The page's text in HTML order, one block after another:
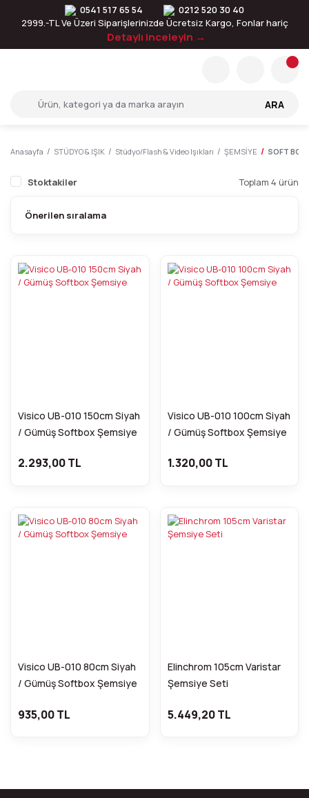
0541 517 65 54
0212 520 30 40
2999.-TL Ve Üzeri Siparişlerinizde Ücretsiz Kargo, Fonlar hariç
Detaylı inceleyin →
ARA
Anasayfa STÜDYO & IŞIK Stüdyo/Flash & Video Işıkları ŞEMSİYE SOFT BOX
Stoktakiler Toplam 4 ürün
Visico UB-010 150cm Siyah
/ Gümüş Softbox Şemsiye
2.293,00 TL
Visico UB-010 100cm Siyah
/ Gümüş Softbox Şemsiye
1.320,00 TL
Visico UB-010 80cm Siyah
/ Gümüş Softbox Şemsiye
935,00 TL
Elinchrom 105cm Varistar
Şemsiye Seti
5.449,20 TL